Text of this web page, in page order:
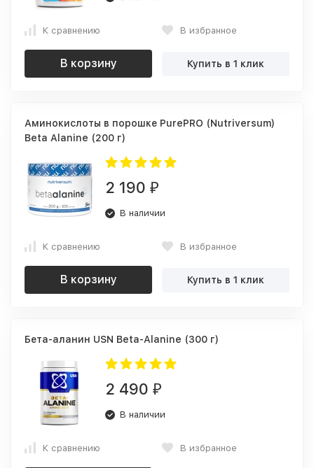
К сравнению В избранное
В корзину Купить в 1 клик
Аминокислоты в порошке PurePRO (Nutriversum)
Beta Alanine (200 г)
2 190 ₽
В наличии
К сравнению В избранное
В корзину Купить в 1 клик
Бета-аланин USN Beta-Alanine (300 г)
2 490 ₽
В наличии
К сравнению В избранное